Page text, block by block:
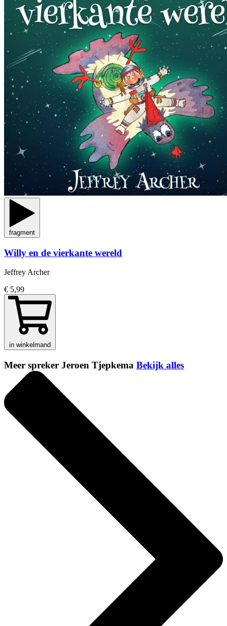
fragment
Willy en de vierkante wereld
Jeffrey Archer
€ 5,99
in winkelmand
Meer spreker Jeroen Tjepkema Bekijk alles